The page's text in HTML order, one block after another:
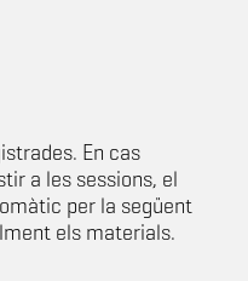
En cas
a les sessions, el
per la següent
els materials.